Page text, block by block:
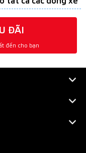
ĐÃI
đến cho bạn